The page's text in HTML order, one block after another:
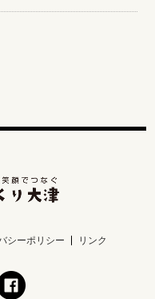
シーポリシー リンク